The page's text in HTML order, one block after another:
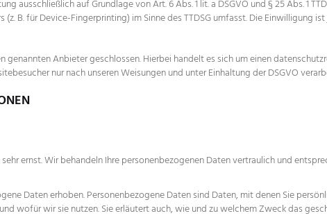
auf Grundlage von Art. 6 Abs. 1 lit. a DSGVO und § 25 Abs. 1
B. für Device-Fingerprinting) im Sinne des TTDSG umfasst. Die Einwilligung
Anbieter geschlossen. Hierbei handelt es sich um einen
nur nach unseren Weisungen und unter Einhaltung der DSGVO
ernst. Wir behandeln Ihre personenbezogenen Daten vertraulich und
Daten erhoben. Personenbezogene Daten sind Daten, mit denen Sie
wofür wir sie nutzen. Sie erläutert auch, wie und zu welchem Zweck das